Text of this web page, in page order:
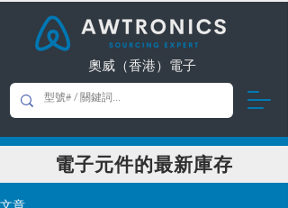
奧威（香港）電子
​電子元件的最新庫存